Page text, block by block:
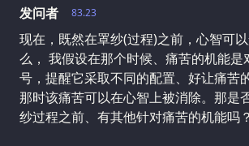
83.23
发问者
现在，既然在罩纱(过程)之前，心智可
么， 我假设在那个时候、痛苦的机能是
号，提醒它采取不同的配置、好让痛苦
那时该痛苦可以在心智上被消除。那是
纱过程之前、有其他针对痛苦的机能吗？